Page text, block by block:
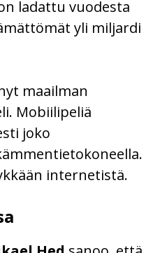
ladattu vuodesta
yli miljardi
maailman
Mobiilipeliä
joko
internetistä.